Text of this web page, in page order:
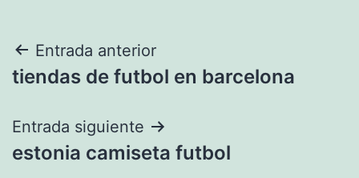
Navegación
de
entradas
Entrada anterior
tiendas de futbol en barcelona
Entrada siguiente
estonia camiseta futbol